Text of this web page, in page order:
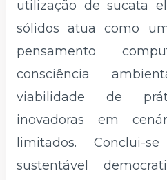
utilização de sucata
sólidos atua como
pensamento
consciência
viabilidade de
inovadoras em
limitados. Conclui-
sustentável